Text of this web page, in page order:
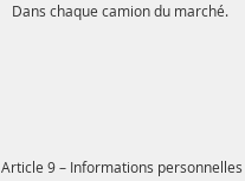
Dans chaque camion du marché.
Article 9 – Informations personnelles